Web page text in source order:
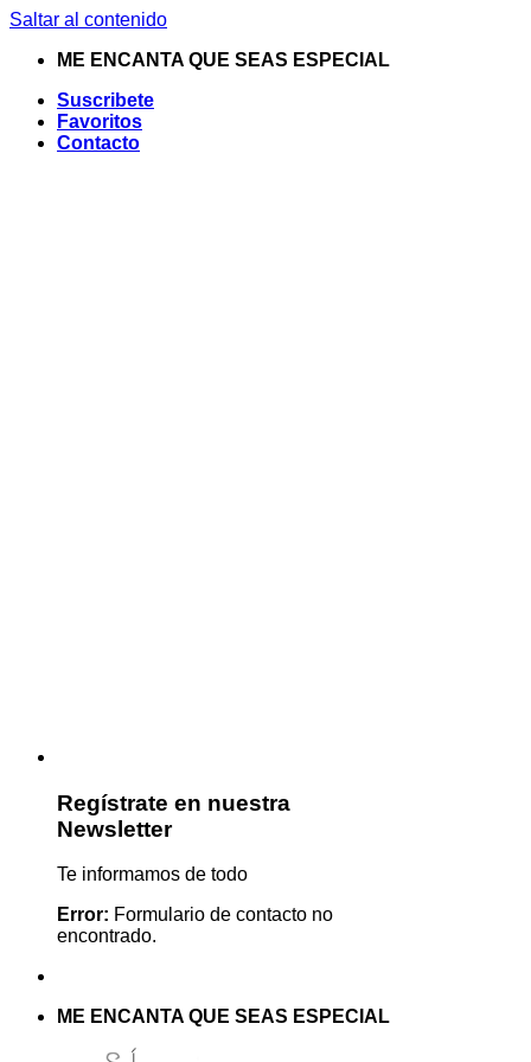
Saltar al contenido
ME ENCANTA QUE SEAS ESPECIAL
Suscribete
Favoritos
Contacto
Regístrate en nuestra
Newsletter
Te informamos de todo
Error: Formulario de contacto no
encontrado.
ME ENCANTA QUE SEAS ESPECIAL